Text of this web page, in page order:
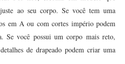
ao seu corpo. Se você tem uma
em A ou com cortes império podem
Se você possui um corpo mais reto,
de drapeado podem criar uma